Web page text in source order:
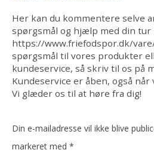
Her kan du kommentere selve
spørgsmål og hjælp med din tur
https://www.friefodspor.dk/
spørgsmål til vores produkter
kundeservice, så skriv til os på
Kundeservice er åben, også når
Vi glæder os til at høre fra dig!
Din e-mailadresse vil ikke blive
markeret med *